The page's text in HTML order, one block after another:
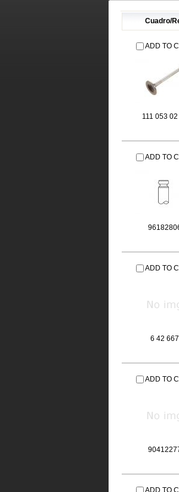
Cuadro/
ADD TO
111 053 02
ADD TO
ADD TO
6 42 667
ADD TO
ADD TO